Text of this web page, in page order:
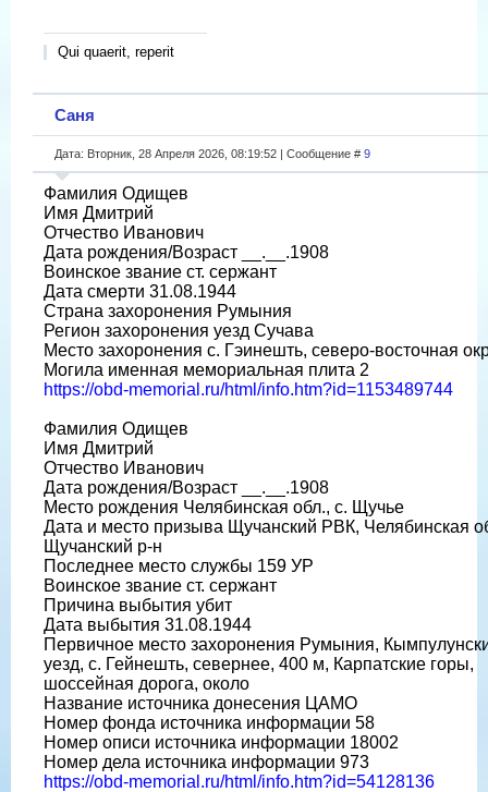
Qui quaerit, reperit
Саня
Дата: Вторник, 28 Апреля 2026, 08:19:52 | Сообщение # 9
Фамилия Одищев
Имя Дмитрий
Отчество Иванович
Дата рождения/Возраст __.__.1908
Воинское звание ст. сержант
Дата смерти 31.08.1944
Страна захоронения Румыния
Регион захоронения уезд Сучава
Место захоронения с. Гэинешть, северо-восточная
Могила именная мемориальная плита 2
https://obd-memorial.ru/html/info.htm?id=1153489744
Фамилия Одищев
Имя Дмитрий
Отчество Иванович
Дата рождения/Возраст __.__.1908
Место рождения Челябинская обл., с. Щучье
Дата и место призыва Щучанский РВК, Челябинская
Щучанский р-н
Последнее место службы 159 УР
Воинское звание ст. сержант
Причина выбытия убит
Дата выбытия 31.08.1944
Первичное место захоронения Румыния,
уезд, с. Гейнешть, севернее, 400 м, Карпатские горы,
шоссейная дорога, около
Название источника донесения ЦАМО
Номер фонда источника информации 58
Номер описи источника информации 18002
Номер дела источника информации 973
https://obd-memorial.ru/html/info.htm?id=54128136